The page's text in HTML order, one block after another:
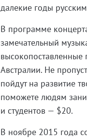
далекие годы
В программе
замечательный
высокопоставленные
Австралии. Не
пойдут на развитие
поможете людям
и студентов — $20.
В ноябре 2015 года